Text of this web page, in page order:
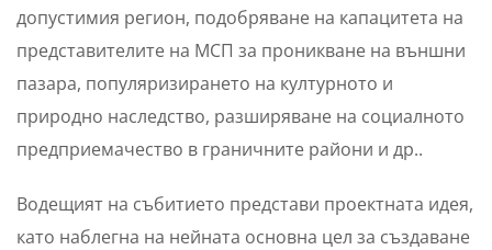
допустимия регион, подобряване на капацитета на
представителите на МСП за проникване на външни
пазара, популяризирането на културното и
природно наследство, разширяване на социалното
предприемачество в граничните райони и др..
Водещият на събитието представи проектната идея,
като наблегна на нейната основна цел за създаване